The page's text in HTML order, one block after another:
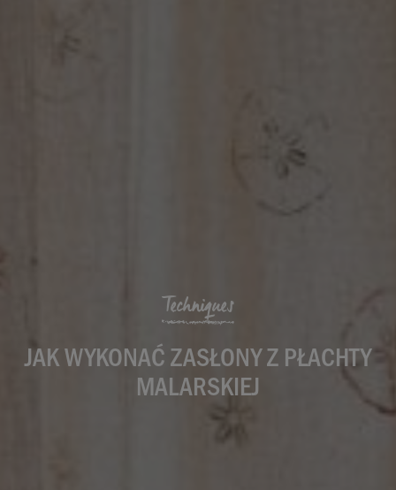
Techniques
JAK WYKONAĆ ZASŁONY Z PŁACHTY
MALARSKIEJ